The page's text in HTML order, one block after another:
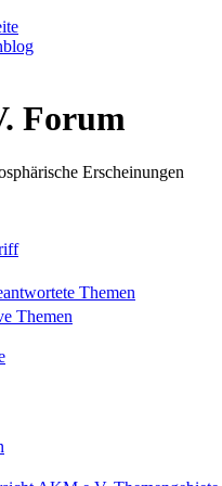
Forum
Erscheinungen
Themen
Themen